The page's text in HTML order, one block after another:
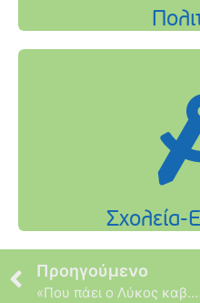
Προηγούμενο
«Που πάει ο Λύκος καβάλα στο Ποδήλατο»